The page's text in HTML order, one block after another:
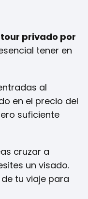
tour privado por
tener en
al
en el precio del
suficiente
cruzar a
un visado.
tu viaje para